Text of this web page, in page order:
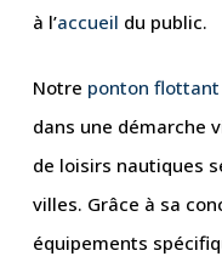
à l’accueil du public.
Notre ponton flottant
dans une démarche
de loisirs nautiques
villes. Grâce à sa
équipements